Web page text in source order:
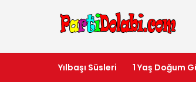
Yılbaşı Süsleri 1 Yaş Doğum